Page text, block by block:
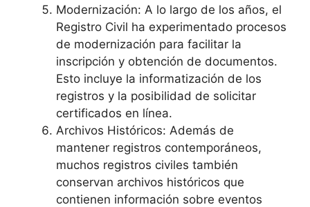
Modernización: A lo largo de los años, el
Registro Civil ha experimentado procesos
de modernización para facilitar la
inscripción y obtención de documentos.
Esto incluye la informatización de los
registros y la posibilidad de solicitar
certificados en línea.
Archivos Históricos: Además de
mantener registros contemporáneos,
muchos registros civiles también
conservan archivos históricos que
contienen información sobre eventos